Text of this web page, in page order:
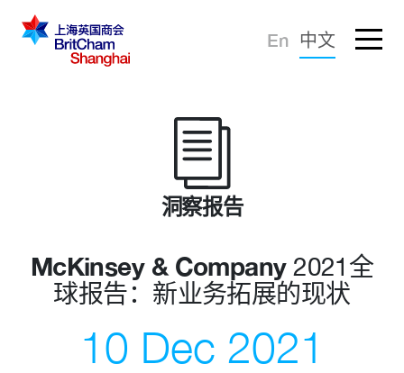
忘记密码？
登录
倡导建议
知识分享
商界社群
En 中文
洞察报告
McKinsey & Company2021全
球报告：新业务拓展的现状
10 Dec 2021